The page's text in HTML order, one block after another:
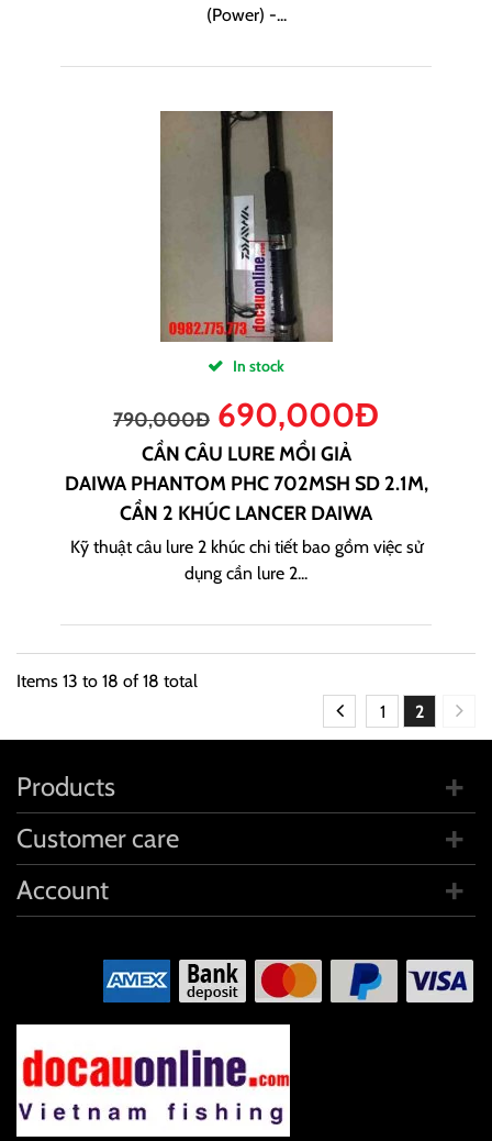
(Power) -...
In stock
790,000Đ 690,000Đ
CẦN CÂU LURE MỒI GIẢ
DAIWA PHANTOM PHC 702MSH SD 2.1M,
CẦN 2 KHÚC LANCER DAIWA
Kỹ thuật câu lure 2 khúc chi tiết bao gồm việc sử
dụng cần lure 2...
Items 13 to 18 of 18 total
1
2
Products
Customer care
Account